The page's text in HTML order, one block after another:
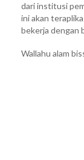
dari institusi
ini akan
bekerja dengan
Wallahu alam